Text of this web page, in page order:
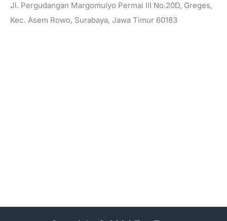
Jl. Pergudangan Margomulyo Permai III No.20D, Greges,
Kec. Asem Rowo, Surabaya, Jawa Timur 60183